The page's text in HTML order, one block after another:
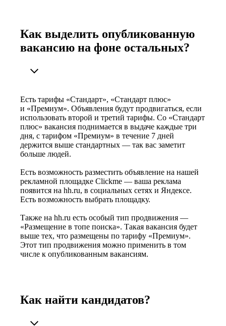
Как выделить опубликованную
вакансию на фоне остальных?
Есть тарифы «Стандарт», «Стандарт плюс»
и «Премиум». Объявления будут продвигаться, если
использовать второй и третий тарифы. Со «Стандарт
плюс» вакансия поднимается в выдаче каждые три
дня, с тарифом «Премиум» в течение 7 дней
держится выше стандартных — так вас заметит
больше людей.
Есть возможность разместить объявление на нашей
рекламной площадке Clickme — ваша реклама
появится на hh.ru, в социальных сетях и Яндексе.
Есть возможность выбрать площадку.
Также на hh.ru есть особый тип продвижения —
«Размещение в топе поиска». Такая вакансия будет
выше тех, что размещены по тарифу «Премиум».
Этот тип продвижения можно применить в том
числе к опубликованным вакансиям.
Как найти кандидатов?